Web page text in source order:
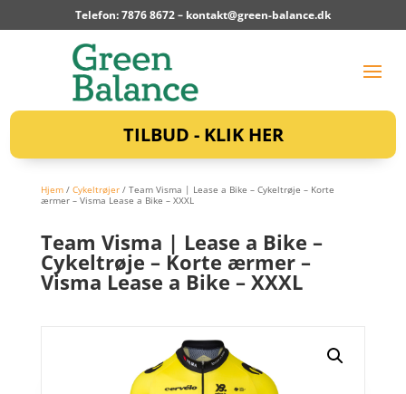
Telefon: 7876 8672 – kontakt@green-balance.dk
TILBUD - KLIK HER
Hjem/ Cykeltrøjer/ Team Visma | Lease a Bike – Cykeltrøje – Korte
ærmer – Visma Lease a Bike – XXXL
Team Visma | Lease a Bike –
Cykeltrøje – Korte ærmer –
Visma Lease a Bike – XXXL